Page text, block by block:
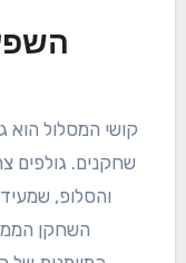
בחירת מסלול
שמתאימים
מדדים כמו קושי
לשפר או להפריע